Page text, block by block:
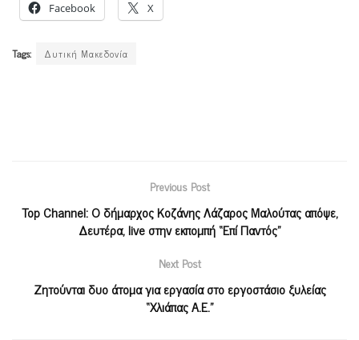
Facebook X
Tags: Δυτική Μακεδονία
Previous Post
Top Channel: Ο δήμαρχος Κοζάνης Λάζαρος Μαλούτας απόψε,
Δευτέρα, live στην εκπομπή “Επί Παντός”
Next Post
Ζητούνται δυο άτομα για εργασία στο εργοστάσιο ξυλείας
“Χλιάπας Α.Ε.”